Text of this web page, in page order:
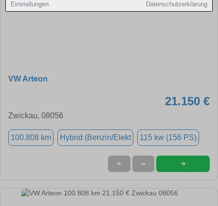
Einstellungen Datenschutzerklärung
VW Arteon
21.150 €
Zwickau, 08056
100.808 km Hybrid (Benzin/Elekt 115 kw (156 PS)
★ ➦ ➜